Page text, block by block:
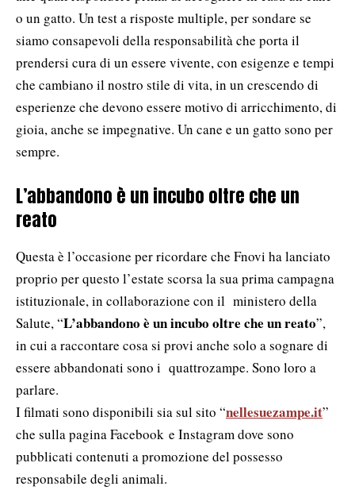
o un gatto. Un test a risposte multiple, per sondare se
siamo consapevoli della responsabilità che porta il
prendersi cura di un essere vivente, con esigenze e tempi
che cambiano il nostro stile di vita, in un crescendo di
esperienze che devono essere motivo di arricchimento, di
gioia, anche se impegnative. Un cane e un gatto sono per
sempre.
L’abbandono è un incubo oltre che un
reato
Questa è l’occasione per ricordare che Fnovi ha lanciato
proprio per questo l’estate scorsa la sua prima campagna
istituzionale, in collaborazione con il ministero della
Salute, “L’abbandono è un incubo oltre che un reato”,
in cui a raccontare cosa si provi anche solo a sognare di
essere abbandonati sono i quattrozampe. Sono loro a
parlare.
I filmati sono disponibili sia sul sito “nellesuezampe.it”
che sulla pagina Facebook e Instagram dove sono
pubblicati contenuti a promozione del possesso
responsabile degli animali.